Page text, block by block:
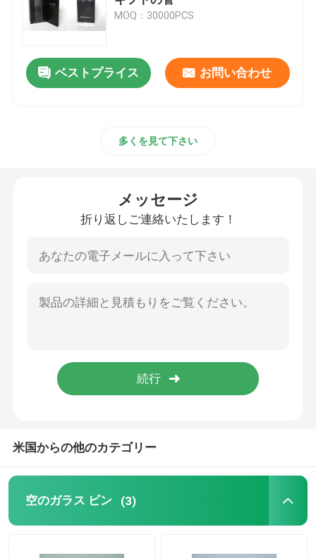
精油のガラス ビン
化粧品の包装箱
ギフト段ボール箱
ペーパー・キャリア袋
クラフト紙はさみ金
箱を包むPP
MOQ：30000PCS
ベストプライス お問い合わせ
多くを見て下さい
メッセージ
折り返しご連絡いたします！
米国からの他のカテゴリー
空のガラス ビン (3)